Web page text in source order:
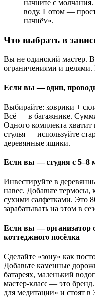
начните с
воду. Потом —
начнём».
Что выбрать в
Вы не одинокий мастер.
ограничениями и целями.
Если вы — один,
Выбирайте: коврики +
Всё — в багажнике.
Одного комплекта хватит
стулья — используйте
деревянные ящики.
Если вы — студия с 5–8
Инвестируйте в
навес. Добавьте термосы,
сухими салфетками. Это
зарабатывать на этом в
Если вы — организатор
коттеджного посёлка
Сделайте «зону» как
Добавьте каменные
батареях, маленький
мастер-класс — это
для медитации» и стоят